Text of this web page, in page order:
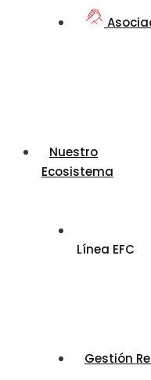
Nuestro
Ecosistema
Línea EFC
Gestión